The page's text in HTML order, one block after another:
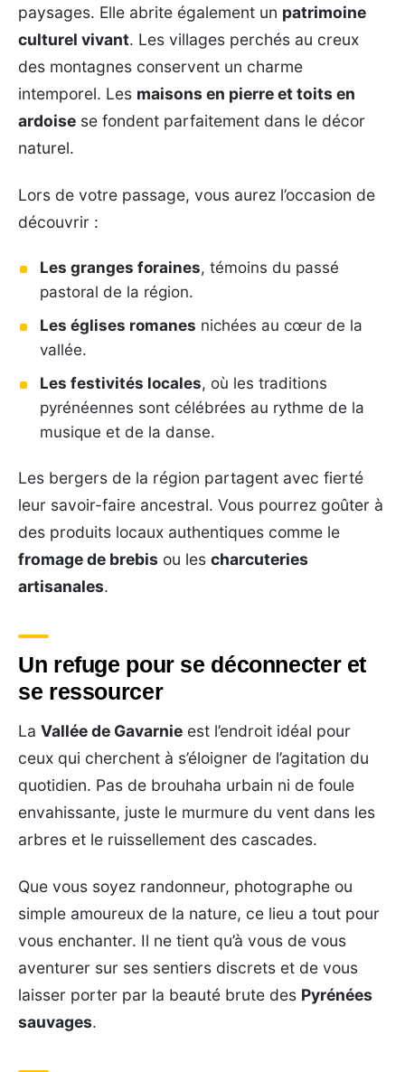
paysages. Elle abrite également un patrimoine
culturel vivant. Les villages perchés au creux
des montagnes conservent un charme
intemporel. Les maisons en pierre et toits en
ardoise se fondent parfaitement dans le décor
naturel.
Lors de votre passage, vous aurez l’occasion de
découvrir :
Les granges foraines, témoins du passé
pastoral de la région.
Les églises romanes nichées au cœur de la
vallée.
Les festivités locales, où les traditions
pyrénéennes sont célébrées au rythme de la
musique et de la danse.
Les bergers de la région partagent avec fierté
leur savoir-faire ancestral. Vous pourrez goûter à
des produits locaux authentiques comme le
fromage de brebis ou les charcuteries
artisanales.
Un refuge pour se déconnecter et
se ressourcer
La Vallée de Gavarnie est l’endroit idéal pour
ceux qui cherchent à s’éloigner de l’agitation du
quotidien. Pas de brouhaha urbain ni de foule
envahissante, juste le murmure du vent dans les
arbres et le ruissellement des cascades.
Que vous soyez randonneur, photographe ou
simple amoureux de la nature, ce lieu a tout pour
vous enchanter. Il ne tient qu’à vous de vous
aventurer sur ses sentiers discrets et de vous
laisser porter par la beauté brute des Pyrénées
sauvages.